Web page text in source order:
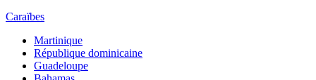
Caraïbes
Martinique
République dominicaine
Guadeloupe